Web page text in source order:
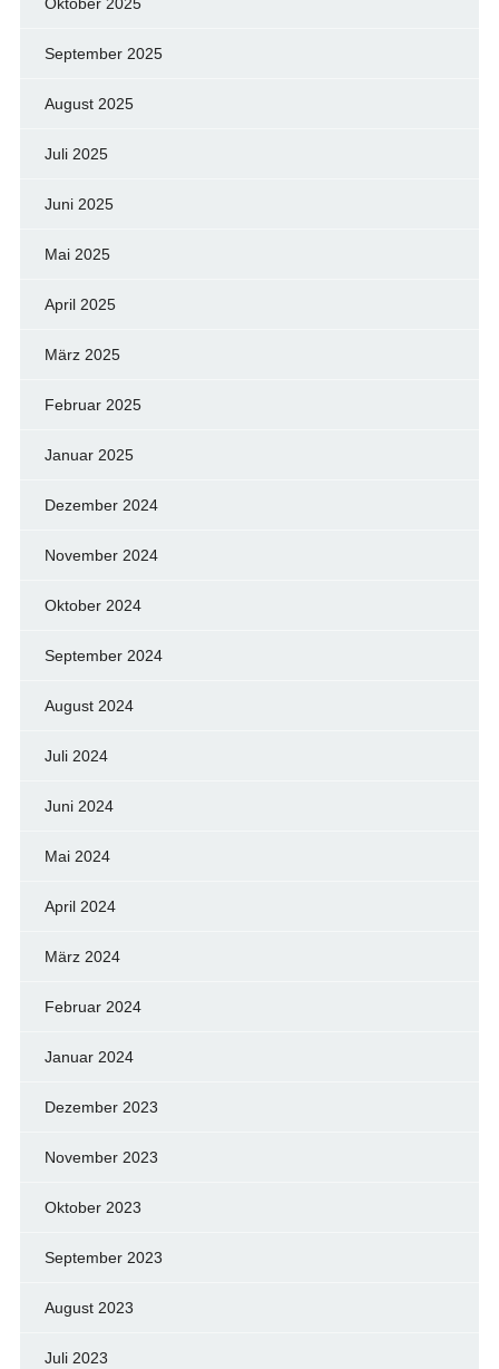
Oktober 2025
September 2025
August 2025
Juli 2025
Juni 2025
Mai 2025
April 2025
März 2025
Februar 2025
Januar 2025
Dezember 2024
November 2024
Oktober 2024
September 2024
August 2024
Juli 2024
Juni 2024
Mai 2024
April 2024
März 2024
Februar 2024
Januar 2024
Dezember 2023
November 2023
Oktober 2023
September 2023
August 2023
Juli 2023